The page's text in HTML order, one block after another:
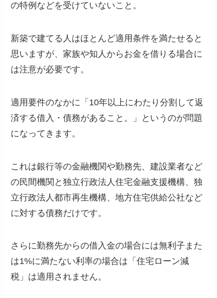
の特例などを受けていないこと。
新築で建てる人はほとんど適用条件を満たせると
思いますが、家族や知人からお金を借りる場合に
は注意が必要です。
適用要件のなかに「10年以上にわたり分割して返
済する借入・債務があること。」というのが問題
になってきます。
これは銀行等の金融機関や勤務先、建設業者など
の民間機関と独立行政法人住宅金融支援機構、独
立行政法人都市再生機構、地方住宅供給公社など
に対する債務だけです。
さらに勤務先からの借入金の場合には無利子また
は1%に満たない利率の場合は「住宅ローン減
税」は適用されません。